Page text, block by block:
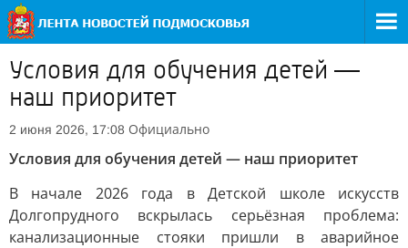
Условия для обучения детей —
наш приоритет
2 июня 2026, 17:08 Официально
Условия для обучения детей — наш приоритет
В начале 2026 года в Детской школе искусств
Долгопрудного вскрылась серьёзная проблема:
канализационные стояки пришли в аварийное